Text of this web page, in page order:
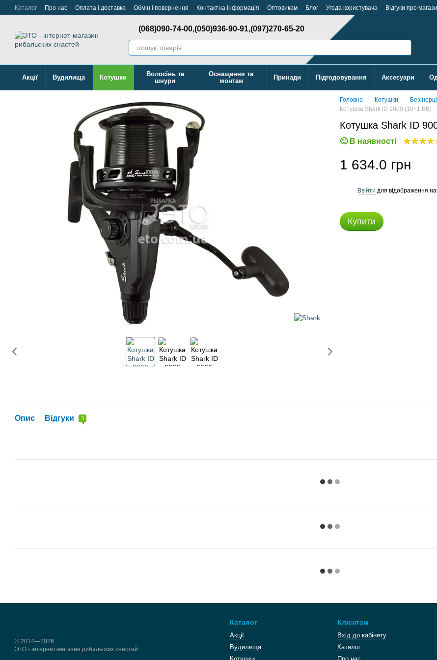
Перейти до основного контенту
Каталог Про нас Оплата і доставка Обмін і повернення Контактна інформація Оптовикам Блог Угода користувача
Відгуки про
Відстежити Замовлення
(068)090-74-00,(050)936-90-91,(097)270-65-20
Акції Вудилища Котушки
Волосінь та
шнури
Оснащення та
монтаж
Принади Підгодовування Аксесуари
Головна Котушки
Котушка Shark ID 9000 (10+1 BB)
Котушка Shark ID
В наявності
1 634.0 грн
Ввійти для відображення
Купити
Опис Відгуки 3
© 2014—2026
ЭТО - інтернет-магазин рибальских снастей
Каталог
Акції
Вудилища
Клієнтам
Вхід до кабінету
Каталог